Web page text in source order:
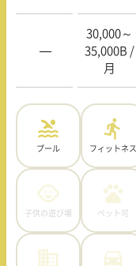
—
30,000～
35,000B /
月
プール フィットネス
子供の遊び場 ペット可